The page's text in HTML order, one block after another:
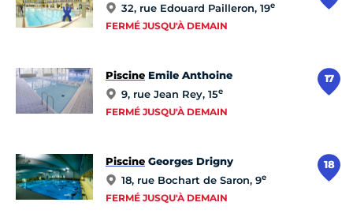
32, rue Edouard Pailleron, 19e
FERMÉ JUSQU'À DEMAIN
17
Piscine Emile Anthoine
9, rue Jean Rey, 15e
FERMÉ JUSQU'À DEMAIN
18
Piscine Georges Drigny
18, rue Bochart de Saron, 9e
FERMÉ JUSQU'À DEMAIN